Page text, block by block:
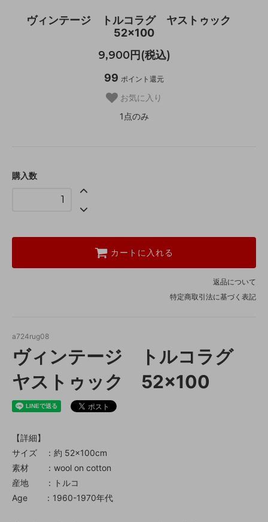
ヴィンテージ トルコラグ ヤストゥック
52×100
9,900円(税込)
99 ポイント還元
お気に入り
1点のみ
購入数
カートに入れる
返品について
特定商取引法に基づく表記
a724rug08
ヴィンテージ トルコラグ
ヤストゥック 52×100
【詳細】
サイズ ：約 52×100cm
素材 ：wool on cotton
産地 ：トルコ
Age ：1960-1970年代